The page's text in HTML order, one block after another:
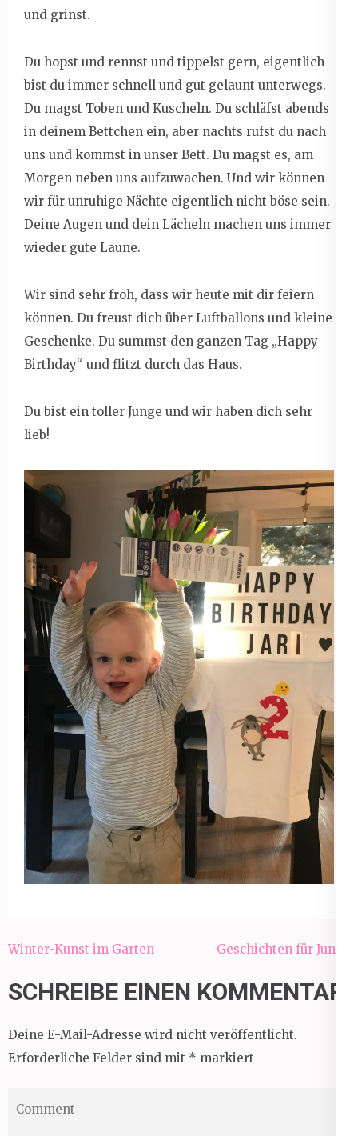
und grinst.
Du hopst und rennst und tippelst gern, eigentlich
bist du immer schnell und gut gelaunt unterwegs.
Du magst Toben und Kuscheln. Du schläfst abends
in deinem Bettchen ein, aber nachts rufst du nach
uns und kommst in unser Bett. Du magst es, am
Morgen neben uns aufzuwachen. Und wir können
wir für unruhige Nächte eigentlich nicht böse sein.
Deine Augen und dein Lächeln machen uns immer
wieder gute Laune.
Wir sind sehr froh, dass wir heute mit dir feiern
können. Du freust dich über Luftballons und kleine
Geschenke. Du summst den ganzen Tag „Happy
Birthday“ und flitzt durch das Haus.
Du bist ein toller Junge und wir haben dich sehr
lieb!
Beitragsnavigation
Winter-Kunst im Garten Geschichten für Jungs
SCHREIBE EINEN KOMMENTAR
Deine E-Mail-Adresse wird nicht veröffentlicht.
Erforderliche Felder sind mit * markiert